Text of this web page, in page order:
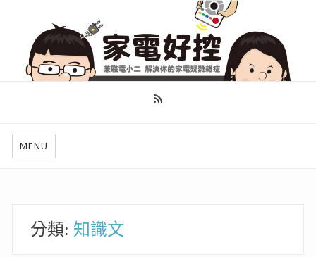
幫你做好功課，看了就知怎麼找出適合自己的家電
MENU
分類: 知識文